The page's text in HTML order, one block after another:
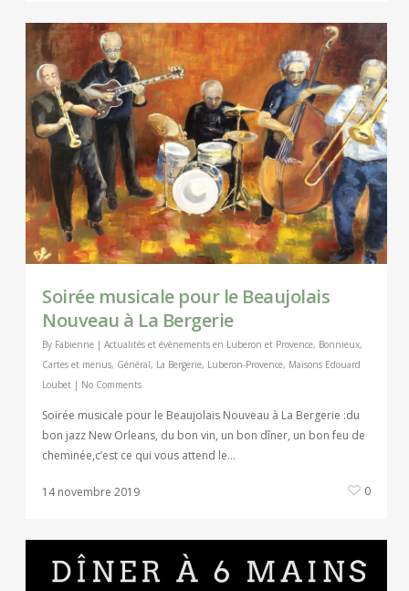
Soirée musicale pour le Beaujolais
Nouveau à La Bergerie
By Fabienne | Actualités et évènements en Luberon et Provence, Bonnieux,
Cartes et menus, Général, La Bergerie, Luberon-Provence, Maisons Edouard
Loubet | No Comments
Soirée musicale pour le Beaujolais Nouveau à La Bergerie :du
bon jazz New Orleans, du bon vin, un bon dîner, un bon feu de
cheminée,c’est ce qui vous attend le…
14 novembre 2019 0